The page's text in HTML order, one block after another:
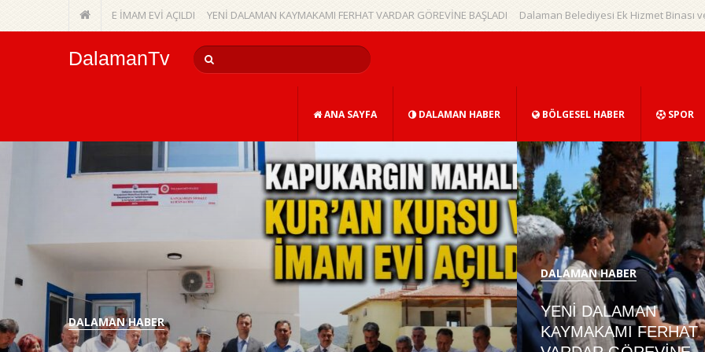
KURSU VE İMAM EVİ AÇILDI YENİ DALAMAN KAYMAKAMI FERHAT VARDAR GÖREVİNE BAŞLADI Dalaman Belediyesi Ek Hizmet Binası ve Bitki Evi
DalamanTv
ANA SAYFA DALAMAN HABER BÖLGESEL HABER SPOR
DALAMAN HABER
DALAMAN HABER
YENİ DALAMAN
KAYMAKAMI FERHAT